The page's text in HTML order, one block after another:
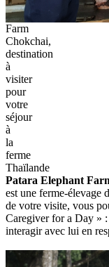
Farm
Chokchai,
destination
à
visiter
pour
votre
séjour
à
la
ferme
Thaïlande
Patara Elephant
est une ferme-élevage
de votre visite, vous
Caregiver for a Day » :
interagir avec lui en